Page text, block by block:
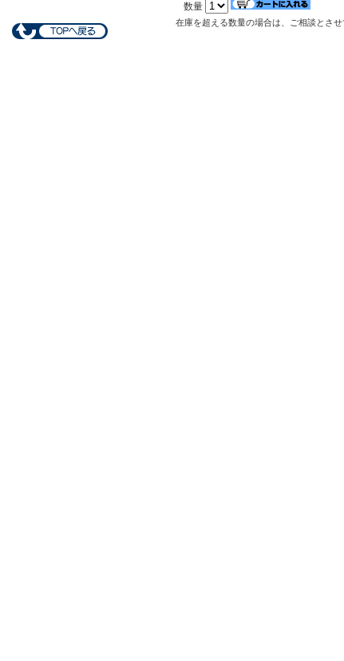
数量
在庫を超える数量の場合は、ご相談とさせ